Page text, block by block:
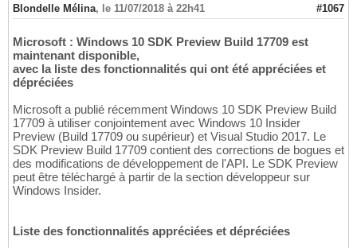
Blondelle Mélina, le 11/07/2018 à 22h41 #1067
Microsoft : Windows 10 SDK Preview Build 17709 est
maintenant disponible,
avec la liste des fonctionnalités qui ont été appréciées et
dépréciées
Microsoft a publié récemment Windows 10 SDK Preview Build
17709 à utiliser conjointement avec Windows 10 Insider
Preview (Build 17709 ou supérieur) et Visual Studio 2017. Le
SDK Preview Build 17709 contient des corrections de bogues et
des modifications de développement de l'API. Le SDK Preview
peut être téléchargé à partir de la section développeur sur
Windows Insider.
Liste des fonctionnalités appréciées et dépréciées